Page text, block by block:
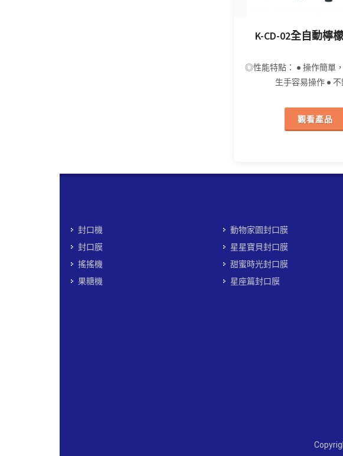
K-CD-02全自動檸
◎性能特點： ● 操作簡單
生手容易操作 ● 不
觀看產品
封口機
封口膜
搖搖機
果糖機
動物家園封口膜
星星寶貝封口膜
甜蜜時光封口膜
星座篇封口膜